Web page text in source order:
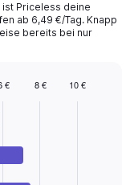
ist Priceless deine
ab 6,49 €/Tag. Knapp
bereits bei nur
€ 8 € 10 €